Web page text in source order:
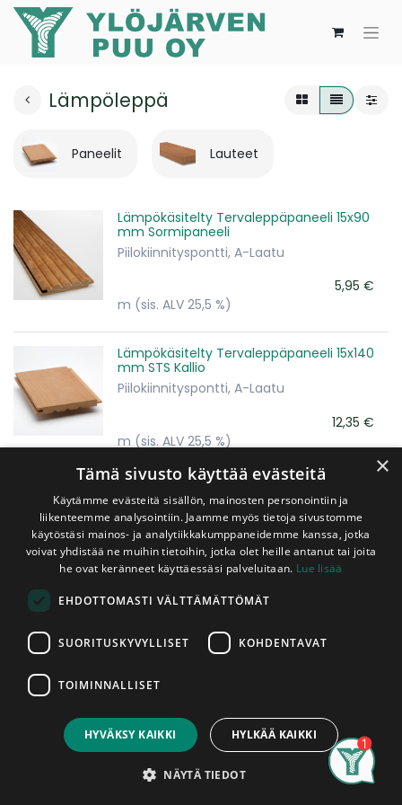
Account
Lämpöleppä
Paneelit Lauteet
Lämpökäsitelty Tervaleppäpaneeli 15x90
mm Sormipaneeli
Piilokiinnityspontti, A-Laatu
5,95 €
m (sis. ALV 25,5 %)
Lämpökäsitelty Tervaleppäpaneeli 15x140
mm STS Kallio
Piilokiinnityspontti, A-Laatu
12,35 €
m (sis. ALV 25,5 %)
Laudelauta Lämpökäsitelty Tervaleppä
28x165 mm SHP
A-Laatu
20,00€
m(sis. ALV 25,5 %)
×
Tämä sivusto käyttää evästeitä
Käytämme evästeitä sisällön, mainosten personointiin ja
liikenteemme analysointiin. Jaamme myös tietoja sivustomme
käytöstäsi mainos- ja analytiikkakumppaneidemme kanssa, jotka
voivat yhdistää ne muihin tietoihin, jotka olet heille antanut tai joita
he ovat keränneet käyttäessäsi palveluitaan. Lue lisää
EHDOTTOMASTI VÄLTTÄMÄTTÖMÄT
SUORITUSKYVYLLISET KOHDENTAVAT
TOIMINNALLISET
HYVÄKSY KAIKKI HYLKÄÄ KAIKKI
NÄYTÄ TIEDOT